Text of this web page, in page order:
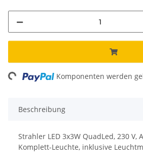
Komponenten werden
Beschreibung
Strahler LED 3x3W QuadLed, 230 V,
Komplett-Leuchte, inklusive